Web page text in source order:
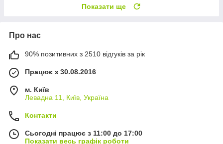
Показати ще
Про нас
90% позитивних з 2510 відгуків за рік
Працює з 30.08.2016
м. Київ
Левадна 11, Київ, Україна
Контакти
Сьогодні працює з 11:00 до 17:00
Показати весь графік роботи